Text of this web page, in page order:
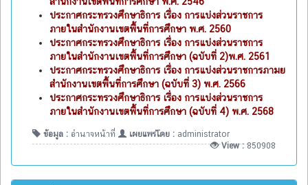
ประกาศกระทรวงศึกษาธิการ เรื่อง การแบ่งส่วนราชการ
ภายในสำนักงานเขตพื้นที่การศึกษา พ.ศ. 2560
ประกาศกระทรวงศึกษาธิการ เรื่อง การแบ่งส่วนราชการ
ภายในสำนักงานเขตพื้นที่การศึกษา (ฉบับที่ 2)พ.ศ. 2561
ประกาศกระทรวงศึกษาธิการ เรื่อง การแบ่งส่วนราชการภามย
สำนักงานเขตพื้นที่การศึกษา (ฉบับที่ 3) พ.ศ. 2566
ประกาศกระทรวงศึกษาธิการ เรื่อง การแบ่งส่วนราชการ
ภายในสำนักงานเขตพื้นที่การศึกษา (ฉบับที่ 4) พ.ศ. 2568
ข้อมูล : อำนาจหน้าที่ เผยแพร่โดย : administrator
View :850908